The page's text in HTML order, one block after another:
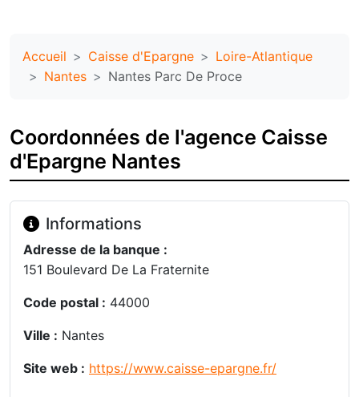
Accueil Caisse d'Epargne
Loire-Atlantique
Nantes
Nantes Parc De Proce
Coordonnées de l'agence Caisse
d'Epargne Nantes
Informations
Adresse de la banque :
151 Boulevard De La Fraternite
Code postal : 44000
Ville : Nantes
Site web : https://www.caisse-epargne.fr/